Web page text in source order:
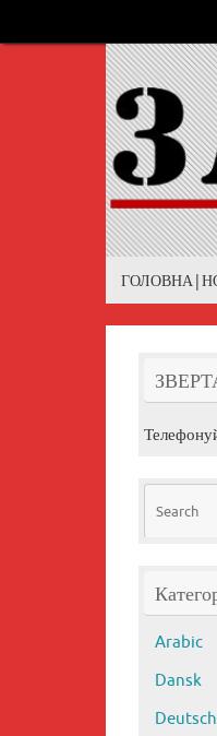
to
Arabic
Dansk
Deutsch